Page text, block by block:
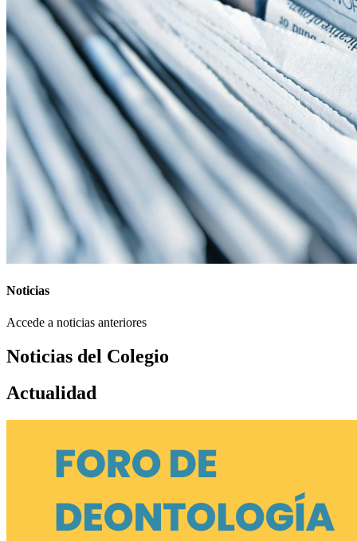
Noticias
Accede a noticias anteriores
Noticias del Colegio
Actualidad